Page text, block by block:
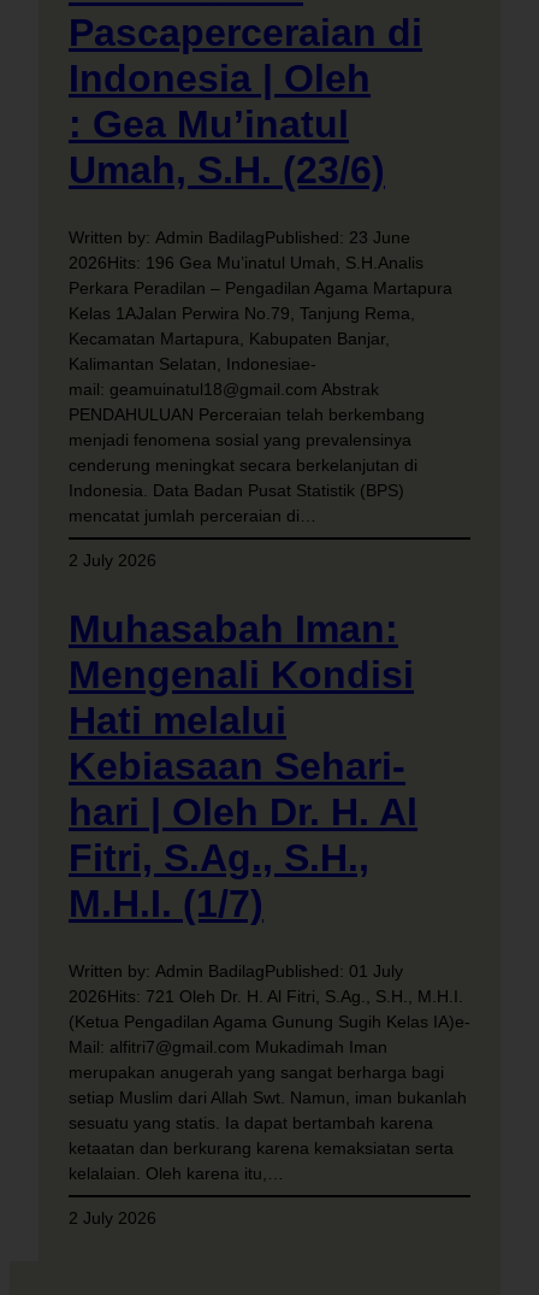
Pascaperceraian di
Indonesia | Oleh
: Gea Mu’inatul
Umah, S.H. (23/6)
Written by: Admin BadilagPublished: 23 June
2026Hits: 196 Gea Mu’inatul Umah, S.H.Analis
Perkara Peradilan – Pengadilan Agama Martapura
Kelas 1AJalan Perwira No.79, Tanjung Rema,
Kecamatan Martapura, Kabupaten Banjar,
Kalimantan Selatan, Indonesiae-
mail: geamuinatul18@gmail.com Abstrak
PENDAHULUAN Perceraian telah berkembang
menjadi fenomena sosial yang prevalensinya
cenderung meningkat secara berkelanjutan di
Indonesia. Data Badan Pusat Statistik (BPS)
mencatat jumlah perceraian di…
2 July 2026
Muhasabah Iman:
Mengenali Kondisi
Hati melalui
Kebiasaan Sehari-
hari | Oleh Dr. H. Al
Fitri, S.Ag., S.H.,
M.H.I. (1/7)
Written by: Admin BadilagPublished: 01 July
2026Hits: 721 Oleh Dr. H. Al Fitri, S.Ag., S.H., M.H.I.
(Ketua Pengadilan Agama Gunung Sugih Kelas IA)e-
Mail: alfitri7@gmail.com Mukadimah Iman
merupakan anugerah yang sangat berharga bagi
setiap Muslim dari Allah Swt. Namun, iman bukanlah
sesuatu yang statis. Ia dapat bertambah karena
ketaatan dan berkurang karena kemaksiatan serta
kelalaian. Oleh karena itu,…
2 July 2026